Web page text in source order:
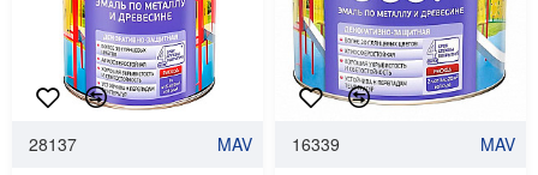
28137 MAV 16339 MAV